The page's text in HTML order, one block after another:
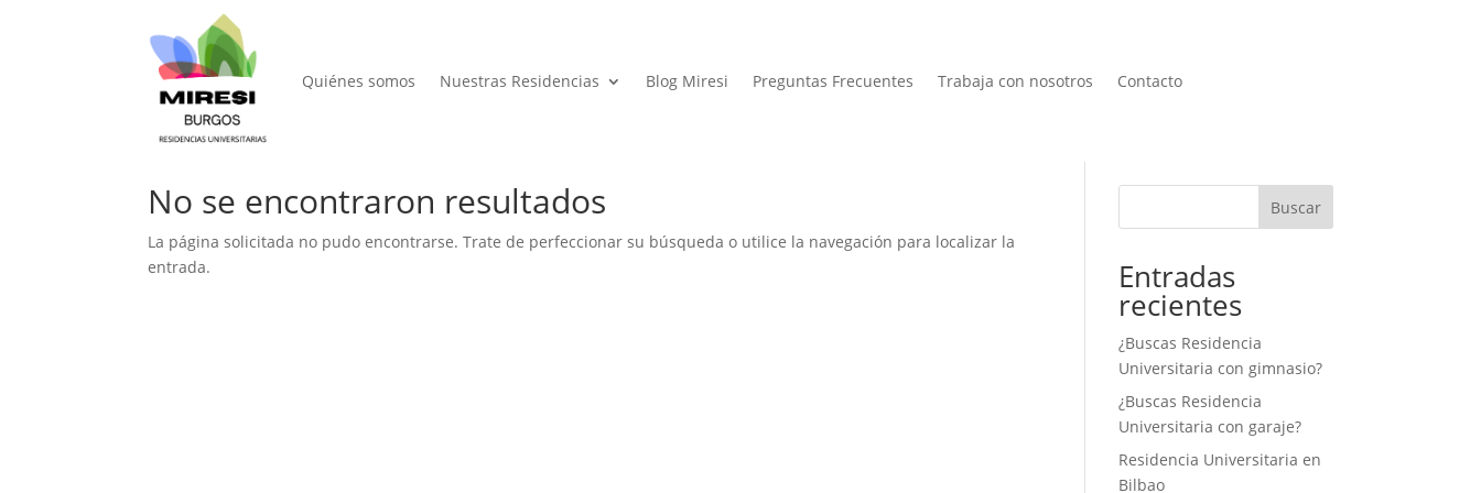
Quiénes somos Nuestras Residencias Blog Miresi Preguntas Frecuentes Trabaja con nosotros Contacto
No se encontraron resultados
La página solicitada no pudo encontrarse. Trate de perfeccionar su búsqueda o utilice la navegación para localizar la
entrada.
Buscar
Entradas
recientes
¿Buscas Residencia
Universitaria con gimnasio?
¿Buscas Residencia
Universitaria con garaje?
Residencia Universitaria en
Bilbao